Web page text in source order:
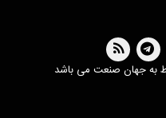
به جهان صنعت می باشد